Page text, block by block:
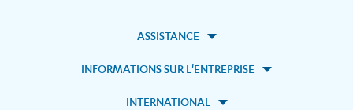
ASSISTANCE
INFORMATIONS SUR L'ENTREPRISE
INTERNATIONAL